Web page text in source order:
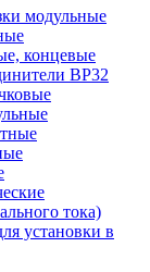
модульные
концевые
ВР32
тока)
установки в